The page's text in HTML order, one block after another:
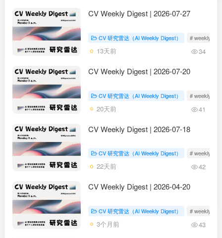
CV Weekly Digest | 2026-07-27
CV 研究雷达（AI Weekly Digest） # weekly
13天前 34
CV Weekly Digest | 2026-07-20
CV 研究雷达（AI Weekly Digest） # weekly
20天前 41
CV Weekly Digest | 2026-07-18
CV 研究雷达（AI Weekly Digest） # weekly
22天前 42
CV Weekly Digest | 2026-04-20
CV 研究雷达（AI Weekly Digest） # weekly
3个月前 43